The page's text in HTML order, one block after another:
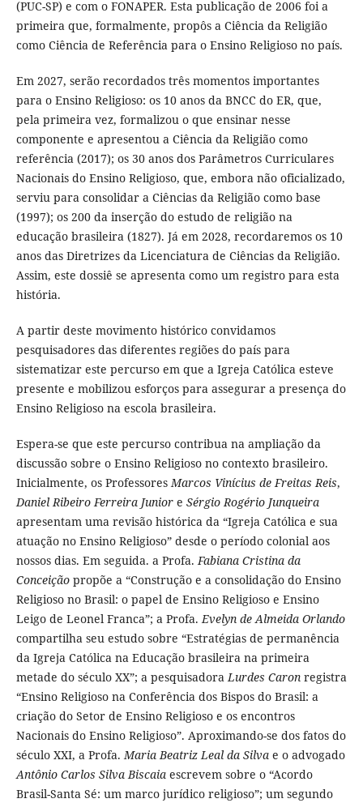
(PUC-SP) e com o FONAPER. Esta publicação de 2006 foi a
primeira que, formalmente, propôs a Ciência da Religião
como Ciência de Referência para o Ensino Religioso no país.
Em 2027, serão recordados três momentos importantes
para o Ensino Religioso: os 10 anos da BNCC do ER, que,
pela primeira vez, formalizou o que ensinar nesse
componente e apresentou a Ciência da Religião como
referência (2017); os 30 anos dos Parâmetros Curriculares
Nacionais do Ensino Religioso, que, embora não oficializado,
serviu para consolidar a Ciências da Religião como base
(1997); os 200 da inserção do estudo de religião na
educação brasileira (1827). Já em 2028, recordaremos os 10
anos das Diretrizes da Licenciatura de Ciências da Religião.
Assim, este dossiê se apresenta como um registro para esta
história.
A partir deste movimento histórico convidamos
pesquisadores das diferentes regiões do país para
sistematizar este percurso em que a Igreja Católica esteve
presente e mobilizou esforços para assegurar a presença do
Ensino Religioso na escola brasileira.
Espera-se que este percurso contribua na ampliação da
discussão sobre o Ensino Religioso no contexto brasileiro.
Inicialmente, os ProfessoresMarcos Vinícius de Freitas Reis,
Daniel Ribeiro Ferreira Juniore Sérgio Rogério Junqueira
apresentam uma revisão histórica da “Igreja Católica e sua
atuação no Ensino Religioso” desde o período colonial aos
nossos dias. Em seguida. a Profa.Fabiana Cristina da
Conceiçãopropõe a “Construção e a consolidação do Ensino
Religioso no Brasil: o papel de Ensino Religioso e Ensino
Leigo de Leonel Franca”; a Profa.Evelyn de Almeida Orlando
compartilha seu estudo sobre “Estratégias de permanência
da Igreja Católica na Educação brasileira na primeira
metade do século XX”; a pesquisadoraLurdes Caronregistra
“Ensino Religioso na Conferência dos Bispos do Brasil: a
criação do Setor de Ensino Religioso e os encontros
Nacionais do Ensino Religioso”. Aproximando-se dos fatos do
século XXI, a Profa.Maria Beatriz Leal da Silvae o advogado
Antônio Carlos Silva Biscaiaescrevem sobre o “Acordo
Brasil-Santa Sé: um marco jurídico religioso”; um segundo